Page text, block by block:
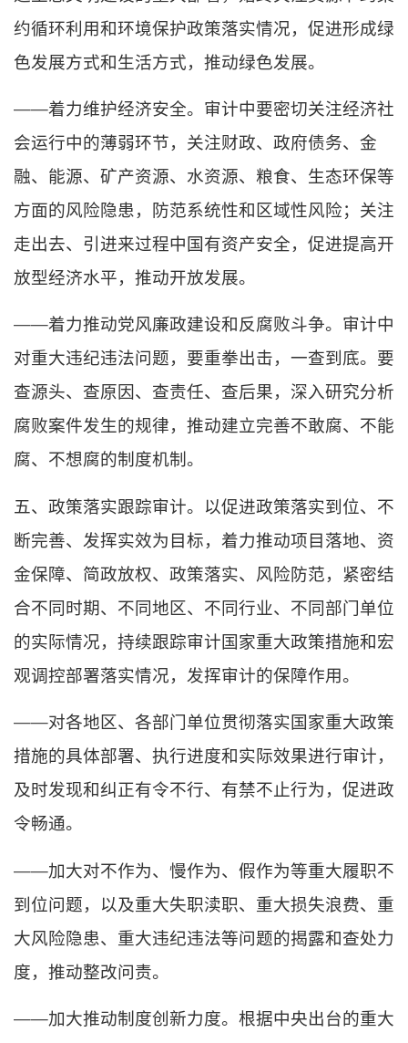
约循环利用和环境保护政策落实情况，促进形成绿
色发展方式和生活方式，推动绿色发展。
——着力维护经济安全。审计中要密切关注经济社
会运行中的薄弱环节，关注财政、政府债务、金
融、能源、矿产资源、水资源、粮食、生态环保等
方面的风险隐患，防范系统性和区域性风险；关注
走出去、引进来过程中国有资产安全，促进提高开
放型经济水平，推动开放发展。
——着力推动党风廉政建设和反腐败斗争。审计中
对重大违纪违法问题，要重拳出击，一查到底。要
查源头、查原因、查责任、查后果，深入研究分析
腐败案件发生的规律，推动建立完善不敢腐、不能
腐、不想腐的制度机制。
五、政策落实跟踪审计。以促进政策落实到位、不
断完善、发挥实效为目标，着力推动项目落地、资
金保障、简政放权、政策落实、风险防范，紧密结
合不同时期、不同地区、不同行业、不同部门单位
的实际情况，持续跟踪审计国家重大政策措施和宏
观调控部署落实情况，发挥审计的保障作用。
——对各地区、各部门单位贯彻落实国家重大政策
措施的具体部署、执行进度和实际效果进行审计，
及时发现和纠正有令不行、有禁不止行为，促进政
令畅通。
——加大对不作为、慢作为、假作为等重大履职不
到位问题，以及重大失职渎职、重大损失浪费、重
大风险隐患、重大违纪违法等问题的揭露和查处力
度，推动整改问责。
——加大推动制度创新力度。根据中央出台的重大